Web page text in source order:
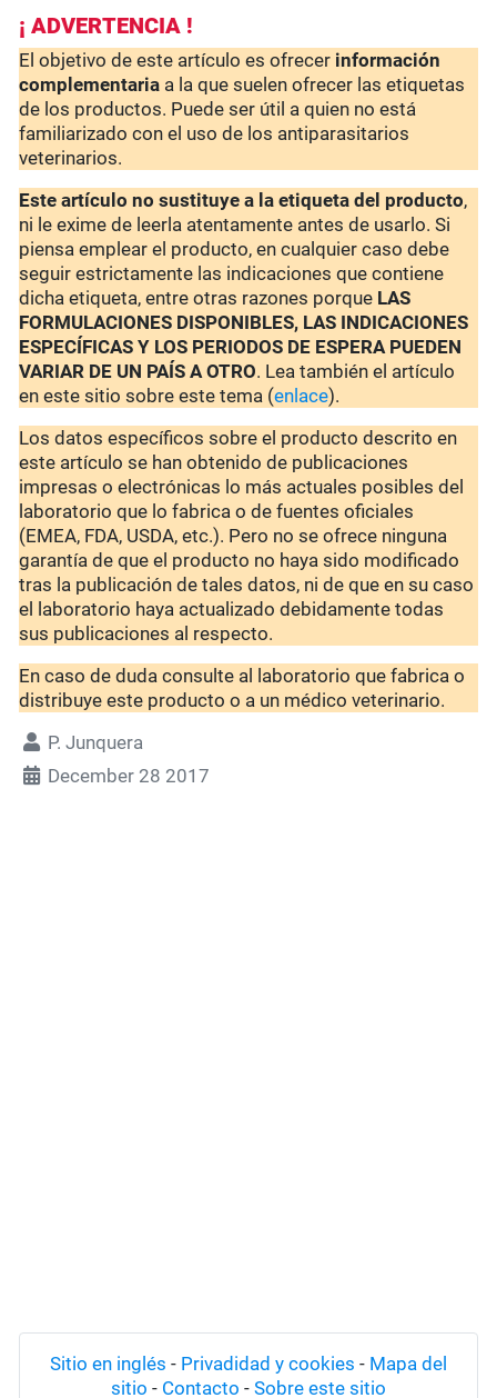
¡ ADVERTENCIA !
El objetivo de este artículo es ofrecer información
complementaria a la que suelen ofrecer las etiquetas
de los productos. Puede ser útil a quien no está
familiarizado con el uso de los antiparasitarios
veterinarios.
Este artículo no sustituye a la etiqueta del producto,
ni le exime de leerla atentamente antes de usarlo. Si
piensa emplear el producto, en cualquier caso debe
seguir estrictamente las indicaciones que contiene
dicha etiqueta, entre otras razones porque LAS
FORMULACIONES DISPONIBLES, LAS INDICACIONES
ESPECÍFICAS Y LOS PERIODOS DE ESPERA PUEDEN
VARIAR DE UN PAÍS A OTRO. Lea también el artículo
en este sitio sobre este tema (enlace).
Los datos específicos sobre el producto descrito en
este artículo se han obtenido de publicaciones
impresas o electrónicas lo más actuales posibles del
laboratorio que lo fabrica o de fuentes oficiales
(EMEA, FDA, USDA, etc.). Pero no se ofrece ninguna
garantía de que el producto no haya sido modificado
tras la publicación de tales datos, ni de que en su caso
el laboratorio haya actualizado debidamente todas
sus publicaciones al respecto.
En caso de duda consulte al laboratorio que fabrica o
distribuye este producto o a un médico veterinario.
P. Junquera
December 28 2017
Sitio en inglés - Privadidad y cookies - Mapa del
sitio - Contacto - Sobre este sitio